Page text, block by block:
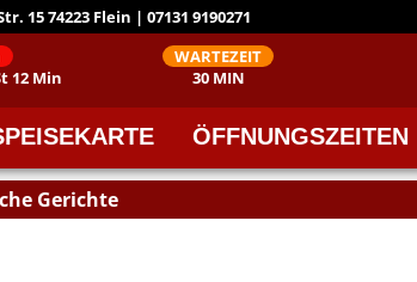
15 74223 Flein | 07131 9190271
12 Min
WARTEZEIT
30 MIN
ÖFFNUNGSZEITEN
Gerichte